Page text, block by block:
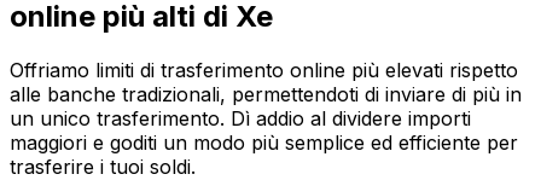
online più alti di Xe
Offriamo limiti di trasferimento online più elevati rispetto
alle banche tradizionali, permettendoti di inviare di più in
un unico trasferimento. Dì addio al dividere importi
maggiori e goditi un modo più semplice ed efficiente per
trasferire i tuoi soldi.